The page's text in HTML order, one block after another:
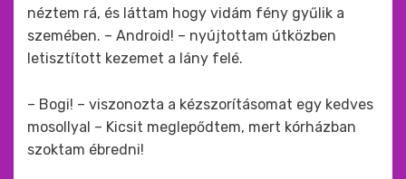
néztem rá, és láttam hogy vidám fény gyűlik a
szemében. – Android! – nyújtottam útközben
letisztított kezemet a lány felé.
– Bogi! – viszonozta a kézszorításomat egy kedves
mosollyal – Kicsit meglepődtem, mert kórházban
szoktam ébredni!